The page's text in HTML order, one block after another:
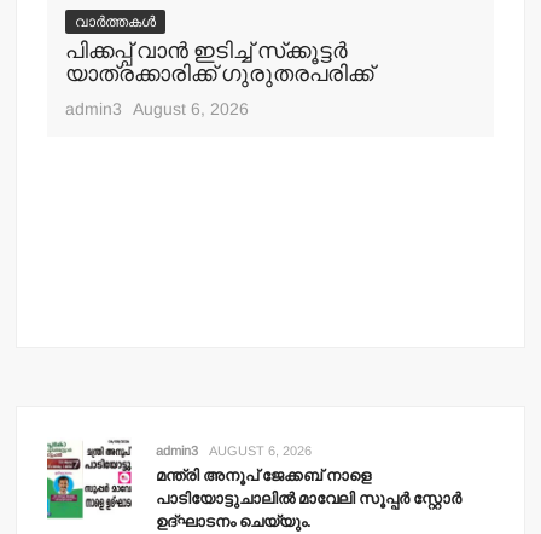
വാർത്തകൾ
പിക്കപ്പ് വാന്‍ ഇടിച്ച് സ്‌ക്കൂട്ടര്‍
യാത്രക്കാരിക്ക് ഗുരുതരപരിക്ക്
admin3 August 6, 2026
admin3 AUGUST 6, 2026
മന്ത്രി അനൂപ് ജേക്കബ് നാളെ
പാടിയോട്ടുചാലില്‍ മാവേലി സൂപ്പര്‍ സ്റ്റോര്‍
ഉദ്ഘാടനം ചെയ്യും.